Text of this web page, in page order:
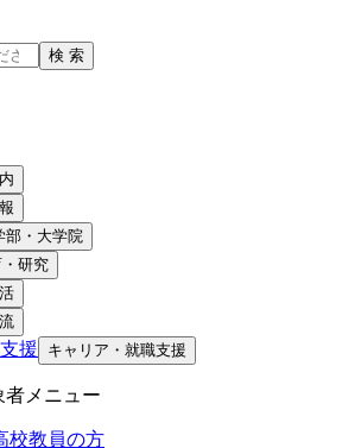
検 索
部・大学院
研究
援 キャリア・就職支援
校教員の方